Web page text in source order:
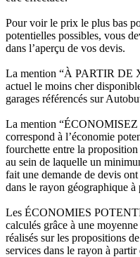
Pour voir le prix le plus bas
potentielles possibles, vous
dans l’aperçu de vos devis.
La mention “À PARTIR DE
actuel le moins cher
garages référencés sur
La mention
correspond à l’économie
fourchette entre la
au sein de laquelle un
fait une demande de devis
dans le rayon géographique
Les ÉCONOMIES
calculés grâce à une
réalisés sur les propositions
services dans le rayon à